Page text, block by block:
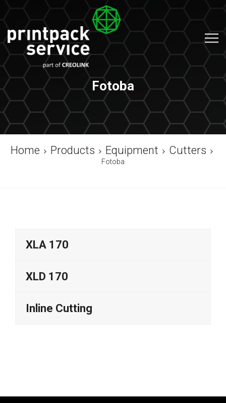
Fotoba
Home Products Equipment Cutters
Fotoba
XLA 170
XLD 170
Inline Cutting